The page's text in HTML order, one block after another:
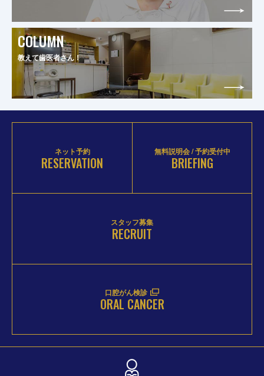
COLUMN
教えて歯医者さん！
ネット予約
RESERVATION
無料説明会 / 予約受付中
BRIEFING
スタッフ募集
RECRUIT
口腔がん検診
ORAL CANCER